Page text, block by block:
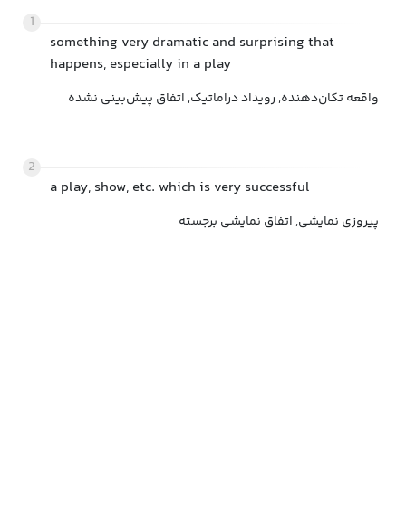
1
something very dramatic and surprising that
happens, especially in a play
واقعه تکان‌دهنده, رویداد دراماتیک, اتفاق پیش‌بینی نشده
2
a play, show, etc. which is very successful
پیروزی نمایشی, اتفاق نمایشی برجسته